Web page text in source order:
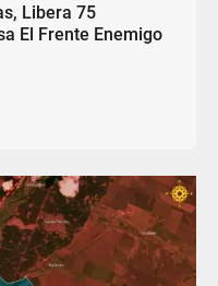
Libera 75
El Frente Enemigo